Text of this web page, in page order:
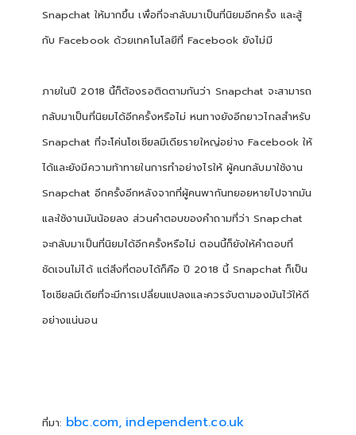
Snapchat ให้มากขึ้น เพื่อที่จะกลับมาเป็นที่นิยมอีกครั้ง และสู้
กับ Facebook ด้วยเทคโนโลยีที่ Facebook ยังไม่มี
ภายในปี 2018 นี้ก็ต้องรอติดตามกันว่า Snapchat จะสามารถ
กลับมาเป็นที่นิยมได้อีกครั้งหรือไม่ หนทางยังอีกยาวไกลสำหรับ
Snapchat ที่จะโค่นโซเชียลมีเดียรายใหญ่อย่าง Facebook ให้
ได้และยังมีความท้าทายในการทำอย่างไรให้ ผู้คนกลับมาใช้งาน
Snapchat อีกครั้งอีกหลังจากที่ผู้คนพากันทยอยหายไปจากมัน
และใช้งานมันน้อยลง ส่วนคำตอบของคำถามที่ว่า Snapchat
จะกลับมาเป็นที่นิยมได้อีกครั้งหรือไม่ ตอนนี้ก็ยังให้คำตอบที่
ชัดเจนไม่ได้ แต่สิ่งที่ตอบได้ก็คือ ปี 2018 นี้ Snapchat ก็เป็น
โซเชียลมีเดียที่จะมีการเปลี่ยนแปลงและควรจับตามองมันไว้ให้ดี
อย่างแน่นอน
ที่มา: bbc.com, independent.co.uk